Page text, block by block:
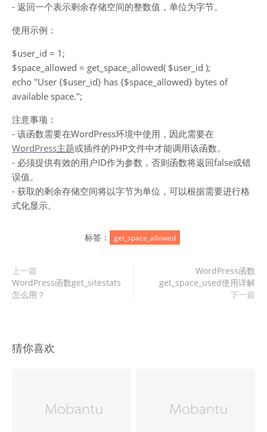
- 返回一个表示剩余存储空间的整数值，单位为字节。
使用示例：
$user_id = 1;
$space_allowed = get_space_allowed( $user_id );
echo "User {$user_id} has {$space_allowed} bytes of
available space.";
注意事项：
- 该函数需要在WordPress环境中使用，因此需要在
WordPress主题或插件的PHP文件中才能调用该函数。
- 必须提供有效的用户ID作为参数，否则函数将返回false或错
误值。
- 获取的剩余存储空间将以字节为单位，可以根据需要进行格
式化显示。
标签： get_space_allowed
上一篇
WordPress函数get_sitestats
怎么用？
WordPress函数
get_space_used使用详解
下一篇
猜你喜欢